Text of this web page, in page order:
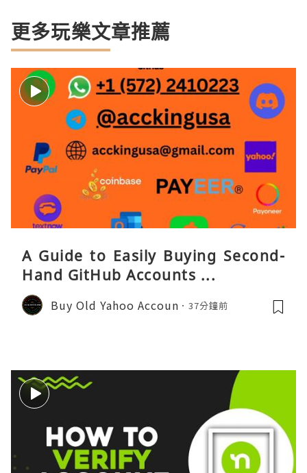
更多玩樂文章推薦
A Guide to Easily Buying Second-
Hand GitHub Accounts ...
Buy Old Yahoo Accoun 37分鐘前